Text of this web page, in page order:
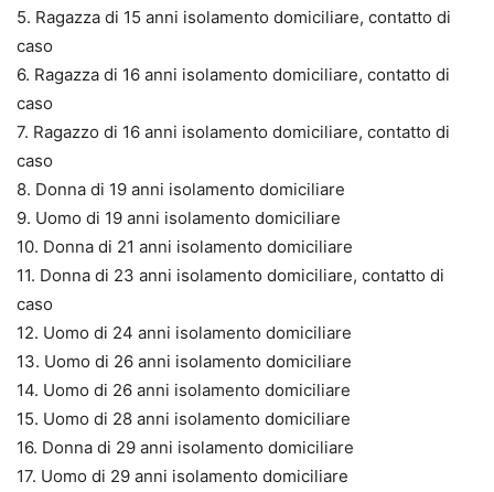
5. Ragazza di 15 anni isolamento domiciliare, contatto di
caso
6. Ragazza di 16 anni isolamento domiciliare, contatto di
caso
7. Ragazzo di 16 anni isolamento domiciliare, contatto di
caso
8. Donna di 19 anni isolamento domiciliare
9. Uomo di 19 anni isolamento domiciliare
10. Donna di 21 anni isolamento domiciliare
11. Donna di 23 anni isolamento domiciliare, contatto di
caso
12. Uomo di 24 anni isolamento domiciliare
13. Uomo di 26 anni isolamento domiciliare
14. Uomo di 26 anni isolamento domiciliare
15. Uomo di 28 anni isolamento domiciliare
16. Donna di 29 anni isolamento domiciliare
17. Uomo di 29 anni isolamento domiciliare